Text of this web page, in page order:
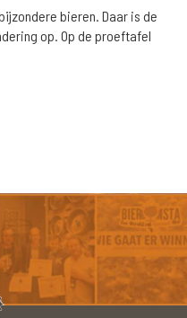
bieren. Daar is de
op. Op de proeftafel